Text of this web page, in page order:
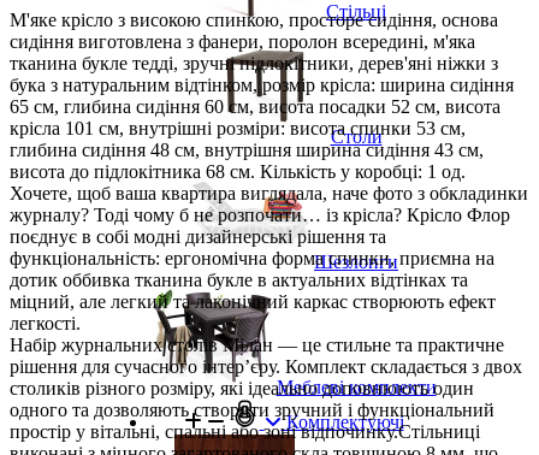
Стільці
Столи
Шезлонги
Меблеві комплекти
Комплектуючі
М'яке крісло з високою спинкою, просторе сидіння, основа
сидіння виготовлена ​​з фанери, поролон всередині, м'яка
тканина букле тедді, зручні підлокітники, дерев'яні ніжки з
бука з натуральним відтінком, розмір крісла: ширина сидіння
65 см, глибина сидіння 60 см, висота посадки 52 см, висота
крісла 101 см, внутрішні розміри: висота спинки 53 см,
глибина сидіння 48 см, внутрішня ширина сидіння 43 см,
висота до підлокітника 68 см. Кількість у коробці: 1 од.
Хочете, щоб ваша квартира виглядала, наче фото з обкладинки
журналу? Тоді чому б не розпочати… із крісла? Крісло Флор
поєднує в собі модні дизайнерські рішення та
функціональність: ергономічна форма спинки, приємна на
дотик оббивка тканина букле в актуальних відтінках та
міцний, але легкий та лаконічний каркас створюють ефект
легкості.
Набір журнальних столів Мілан — це стильне та практичне
рішення для сучасного інтер’єру. Комплект складається з двох
столиків різного розміру, які ідеально доповнюють один
одного та дозволяють створити зручний і функціональний
простір у вітальні, спальні або зоні відпочинку.Стільниці